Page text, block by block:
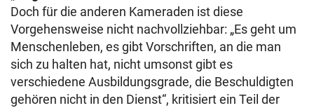
Doch für die anderen Kameraden ist diese
Vorgehensweise nicht nachvollziehbar: „Es geht um
Menschenleben, es gibt Vorschriften, an die man
sich zu halten hat, nicht umsonst gibt es
verschiedene Ausbildungsgrade, die Beschuldigten
gehören nicht in den Dienst“, kritisiert ein Teil der